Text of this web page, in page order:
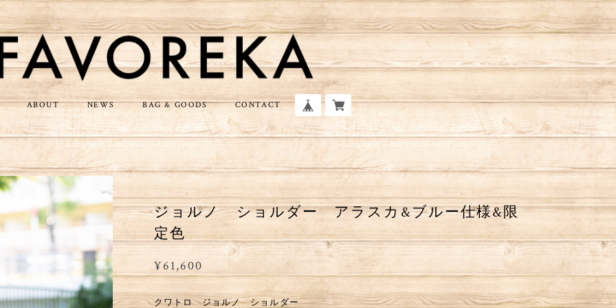
ABOUT NEWS BAG & GOODS CONTACT
ジョルノ ショルダー アラスカ&ブルー仕様&限
定色
¥61,600
クワトロ ジョルノ ショルダー